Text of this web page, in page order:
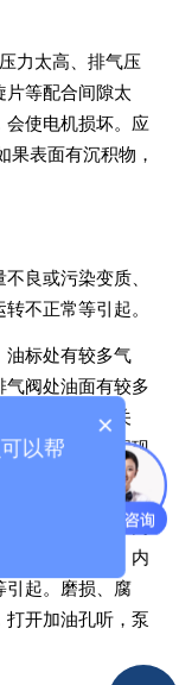
力太高、排气压
片等配合间隙太
会使电机损坏。应
果表面有沉积物，
良或污染变质、
不正常等引起。
油标处有较多气
气阀处油面有较多
气镇阀是否已关
，所以如有外漏现
也可造成外漏。内
气阀的密封面、内
引起。磨损、腐
打开加油孔听，泵
×
以帮